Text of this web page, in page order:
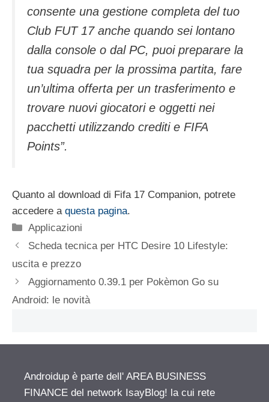
consente una gestione completa del tuo
Club FUT 17 anche quando sei lontano
dalla console o dal PC, puoi preparare la
tua squadra per la prossima partita, fare
un’ultima offerta per un trasferimento e
trovare nuovi giocatori e oggetti nei
pacchetti utilizzando crediti e FIFA
Points”.
Quanto al download di Fifa 17 Companion, potrete
accedere a questa pagina.
Categorie
Applicazioni
Scheda tecnica per HTC Desire 10 Lifestyle:
uscita e prezzo
Aggiornamento 0.39.1 per Pokèmon Go su
Android: le novità
Androidup è parte dell' AREA BUSINESS
FINANCE del network IsayBlog! la cui rete